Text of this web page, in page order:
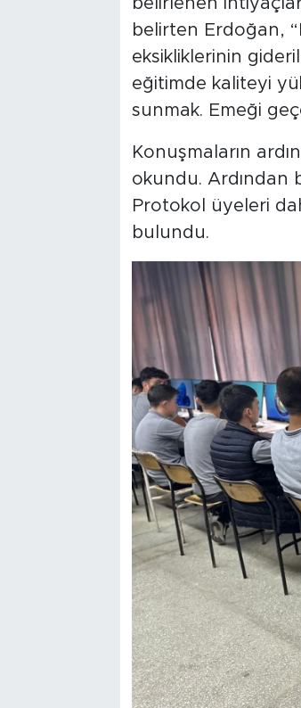
belirten Erdoğan,
eksikliklerinin
eğitimde kaliteyi
sunmak. Emeği
Konuşmaların
okundu. Ardından
Protokol üyeleri
bulundu.